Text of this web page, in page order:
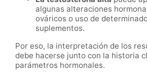
algunas alteraciones
ováricos o uso de
suplementos.
Por eso, la interpretación de los
debe hacerse junto con la historia
parámetros hormonales.